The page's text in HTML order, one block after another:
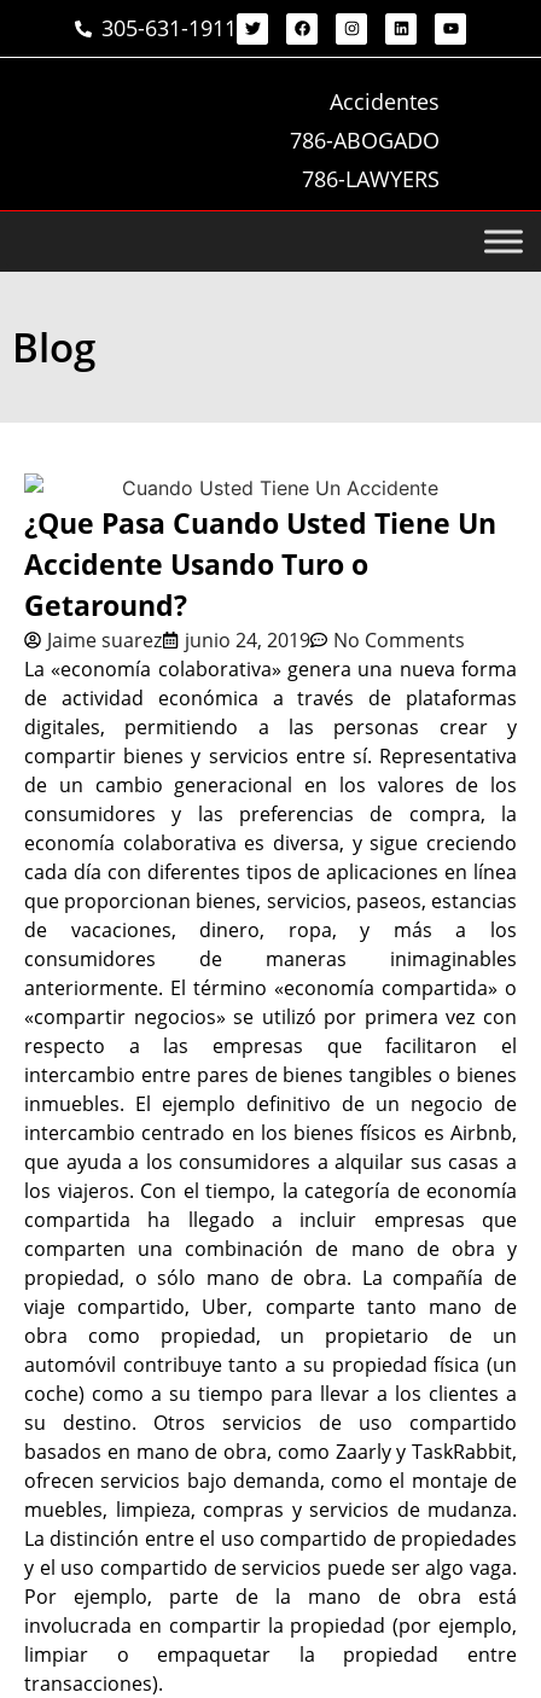
305-631-1911
Accidentes
786-ABOGADO
786-LAWYERS
Blog
¿Que Pasa Cuando Usted Tiene Un
Accidente Usando Turo o
Getaround?
Jaime suarez junio 24, 2019
No Comments
La «economía colaborativa» genera una nueva forma
de actividad económica a través de plataformas
digitales, permitiendo a las personas crear y
compartir bienes y servicios entre sí. Representativa
de un cambio generacional en los valores de los
consumidores y las preferencias de compra, la
economía colaborativa es diversa, y sigue creciendo
cada día con diferentes tipos de aplicaciones en línea
que proporcionan bienes, servicios, paseos, estancias
de vacaciones, dinero, ropa, y más a los
consumidores de maneras inimaginables
anteriormente. El término «economía compartida» o
«compartir negocios» se utilizó por primera vez con
respecto a las empresas que facilitaron el
intercambio entre pares de bienes tangibles o bienes
inmuebles. El ejemplo definitivo de un negocio de
intercambio centrado en los bienes físicos es Airbnb,
que ayuda a los consumidores a alquilar sus casas a
los viajeros. Con el tiempo, la categoría de economía
compartida ha llegado a incluir empresas que
comparten una combinación de mano de obra y
propiedad, o sólo mano de obra. La compañía de
viaje compartido, Uber, comparte tanto mano de
obra como propiedad, un propietario de un
automóvil contribuye tanto a su propiedad física (un
coche) como a su tiempo para llevar a los clientes a
su destino. Otros servicios de uso compartido
basados en mano de obra, como Zaarly y TaskRabbit,
ofrecen servicios bajo demanda, como el montaje de
muebles, limpieza, compras y servicios de mudanza.
La distinción entre el uso compartido de propiedades
y el uso compartido de servicios puede ser algo vaga.
Por ejemplo, parte de la mano de obra está
involucrada en compartir la propiedad (por ejemplo,
limpiar o empaquetar la propiedad entre
transacciones).